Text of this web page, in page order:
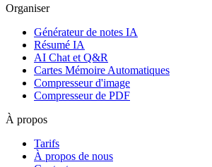
Organiser
Générateur de notes IA
Résumé IA
AI Chat et Q&R
Cartes Mémoire Automatiques
Compresseur d'image
Compresseur de PDF
À propos
Tarifs
À propos de nous